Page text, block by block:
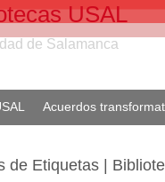
USAL
de Salamanca
Acuerdos
de Etiquetas |